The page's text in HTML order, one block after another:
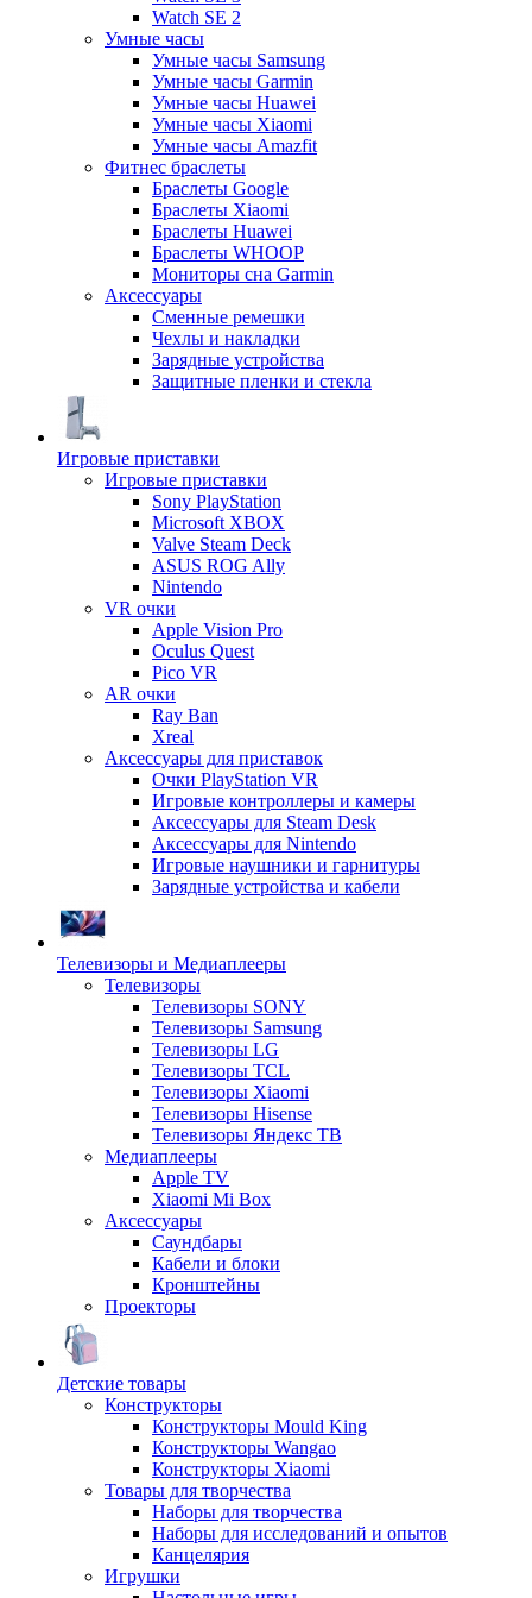
Watch SE 2
Умные часы
Умные часы Samsung
Умные часы Garmin
Умные часы Huawei
Умные часы Xiaomi
Умные часы Amazfit
Фитнес браслеты
Браслеты Google
Браслеты Xiaomi
Браслеты Huawei
Браслеты WHOOP
Мониторы сна Garmin
Аксессуары
Сменные ремешки
Чехлы и накладки
Зарядные устройства
Защитные пленки и стекла
Игровые приставки
Игровые приставки
Sony PlayStation
Microsoft XBOX
Valve Steam Deck
ASUS ROG Ally
Nintendo
VR очки
Apple Vision Pro
Oculus Quest
Pico VR
AR очки
Ray Ban
Xreal
Аксессуары для приставок
Очки PlayStation VR
Игровые контроллеры и камеры
Аксессуары для Steam Desk
Аксессуары для Nintendo
Игровые наушники и гарнитуры
Зарядные устройства и кабели
Телевизоры и Медиаплееры
Телевизоры
Телевизоры SONY
Телевизоры Samsung
Телевизоры LG
Телевизоры TCL
Телевизоры Xiaomi
Телевизоры Hisense
Телевизоры Яндекс ТВ
Медиаплееры
Apple TV
Xiaomi Mi Box
Аксессуары
Саундбары
Кабели и блоки
Кронштейны
Проекторы
Детские товары
Конструкторы
Конструкторы Mould King
Конструкторы Wangao
Конструкторы Xiaomi
Товары для творчества
Наборы для творчества
Наборы для исследований и опытов
Канцелярия
Игрушки